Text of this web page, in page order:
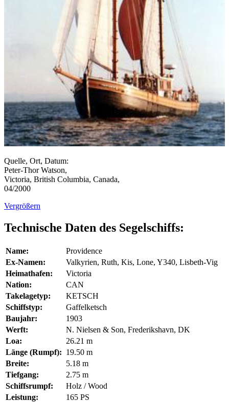
Quelle, Ort, Datum:
Peter-Thor Watson,
Victoria, British Columbia, Canada,
04/2000
Vergrößern
Technische Daten des Segelschiffs:
Name:
Providence
Ex-Namen:
Valkyrien, Ruth, Kis, Lone, Y340, Lisbeth-Vig
Heimathafen:
Victoria
Nation:
CAN
Takelagetyp:
KETSCH
Schiffstyp:
Gaffelketsch
Baujahr:
1903
Werft:
N. Nielsen & Son, Frederikshavn, DK
Loa:
26.21 m
Länge (Rumpf): 19.50 m
Breite:
5.18 m
Tiefgang:
2.75 m
Schiffsrumpf:
Holz / Wood
Leistung:
165 PS